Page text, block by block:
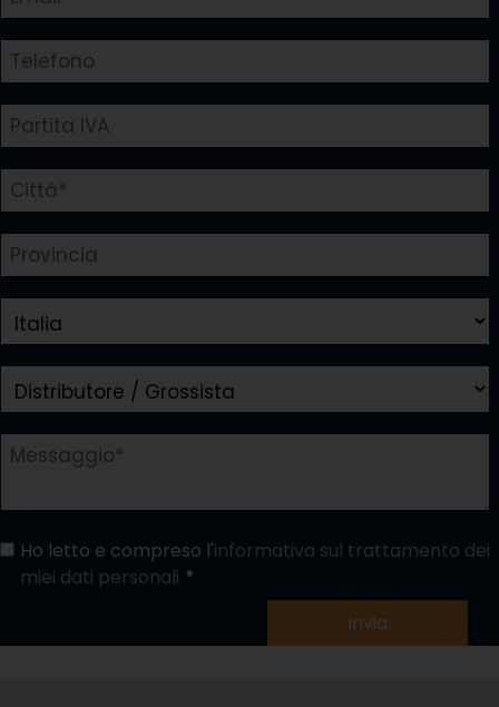
Ho letto e compreso l'informativa sul trattamento dei
miei dati personali
invia